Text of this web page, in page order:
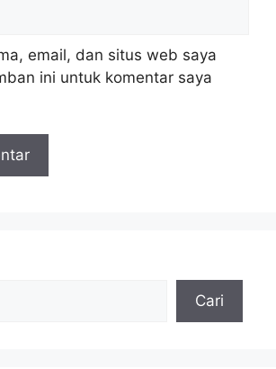
email, dan situs web saya
ini untuk komentar saya
Cari